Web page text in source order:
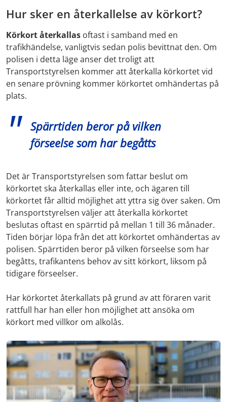
Hur sker en återkallelse av körkort?
Körkort återkallas oftast i samband med en
trafikhändelse, vanligtvis sedan polis bevittnat den. Om
polisen i detta läge anser det troligt att
Transportstyrelsen kommer att återkalla körkortet vid
en senare prövning kommer körkortet omhändertas på
plats.
Spärrtiden beror på vilken
förseelse som har begåtts
Det är Transportstyrelsen som fattar beslut om
körkortet ska återkallas eller inte, och ägaren till
körkortet får alltid möjlighet att yttra sig över saken. Om
Transportstyrelsen väljer att återkalla körkortet
beslutas oftast en spärrtid på mellan 1 till 36 månader.
Tiden börjar löpa från det att körkortet omhändertas av
polisen. Spärrtiden beror på vilken förseelse som har
begåtts, trafikantens behov av sitt körkort, liksom på
tidigare förseelser.
Har körkortet återkallats på grund av att föraren varit
rattfull har han eller hon möjlighet att ansöka om
körkort med villkor om alkolås.